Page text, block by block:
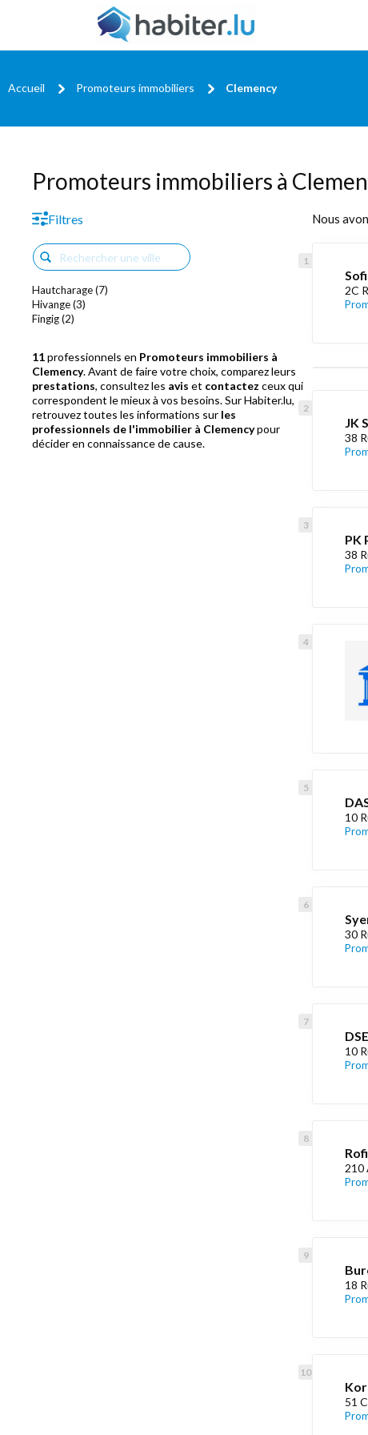
Accueil Promoteurs immobiliers Clemency
Promoteurs immobiliers à
Filtres
Hautcharage (7)
Hivange (3)
Fingig (2)
11professionnels en Promoteurs immobiliers à
Clemency. Avant de faire votre choix, comparez leurs
prestations, consultez les avis et contactez ceux qui
correspondent le mieux à vos besoins. Sur Habiter.lu,
retrouvez toutes les informations sur les
professionnels de l'immobilier à Clemencypour
décider en connaissance de cause.
Nous
2C
JK
38
PK
38
10
30
10
210
18
51